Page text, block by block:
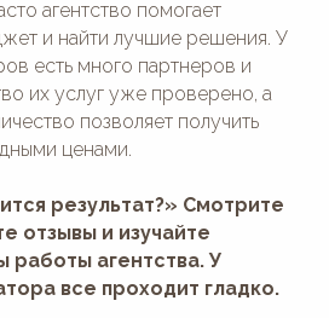
агентство помогает
и найти лучшие решения. У
есть много партнеров и
их услуг уже проверено, а
позволяет получить
ценами.
результат?» Смотрите
отзывы и изучайте
агентства. У
все проходит гладко.